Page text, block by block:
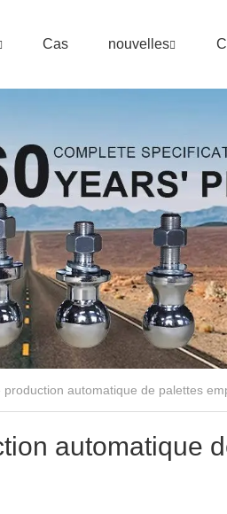
Cas nouvelles
automatique de palettes
automatique